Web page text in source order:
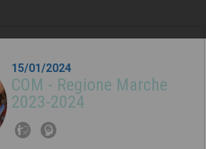
15/01/2024
COM - Regione Marche
2023-2024